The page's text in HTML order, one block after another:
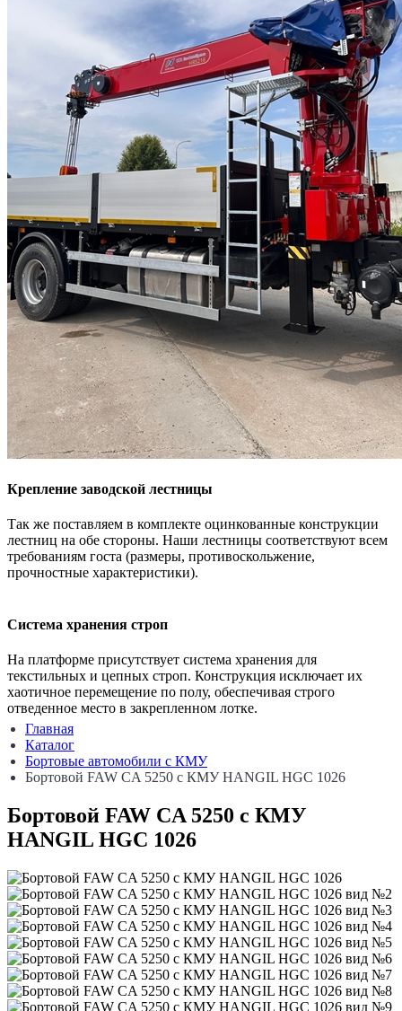
Крепление заводской лестницы
Так же поставляем в комплекте оцинкованные конструкции
лестниц на обе стороны. Наши лестницы соответствуют всем
требованиям госта (размеры, противоскольжение,
прочностные характеристики).
Система хранения строп
На платформе присутствует система хранения для
текстильных и цепных строп. Конструкция исключает их
хаотичное перемещение по полу, обеспечивая строго
отведенное место в закрепленном лотке.
Главная
Каталог
Бортовые автомобили с КМУ
Бортовой FAW CA 5250 с КМУ HANGIL HGC 1026
Бортовой FAW CA 5250 с КМУ
HANGIL HGC 1026